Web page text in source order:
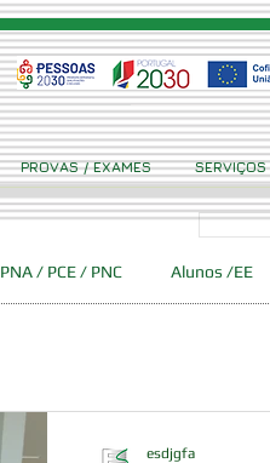
PNA / PCE / PNC Alunos /EE
esdjgfa
PROVAS / EXAMES SERVIÇOS